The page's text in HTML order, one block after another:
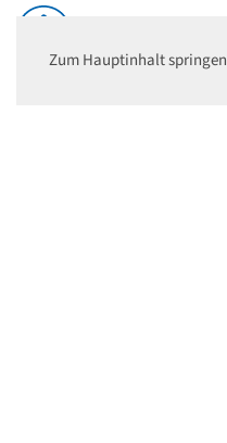
Zum Hauptinhalt springen